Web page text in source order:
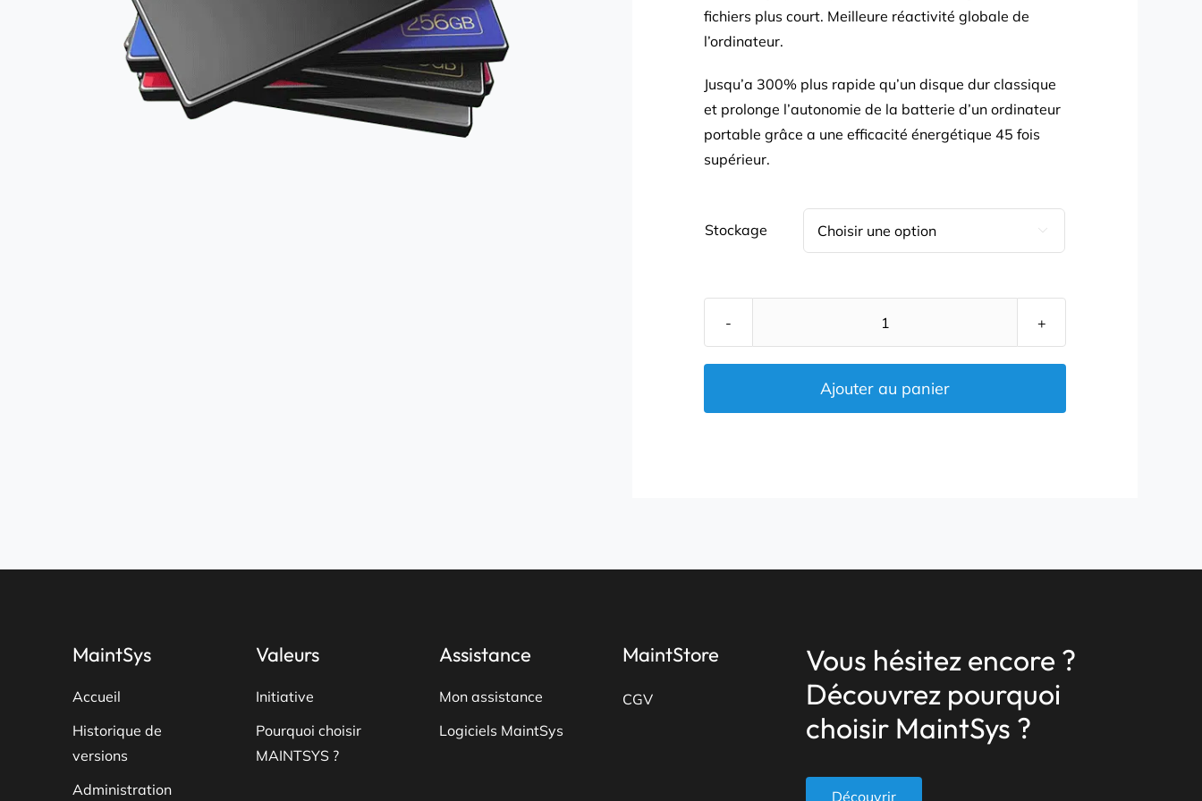
181,00 €
fichiers plus court. Meilleure réactivité globale de
l’ordinateur.
Jusqu’a 300% plus rapide qu’un disque dur classique
et prolonge l’autonomie de la batterie d’un ordinateur
portable grâce a une efficacité énergétique 45 fois
supérieur.
Stockage 
quantité
SSD
(2.5)
Ajouter au panier
MaintSys
Accueil
Historique de
versions
Administration
Valeurs
Initiative
Pourquoi choisir
MAINTSYS ?
Assistance
Mon assistance
Logiciels MaintSys
MaintStore
CGV
Vous hésitez encore ?
Découvrez pourquoi
choisir MaintSys ?
Découvrir